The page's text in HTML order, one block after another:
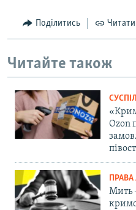
Поділитись
Читайте також
Ozon
Мить